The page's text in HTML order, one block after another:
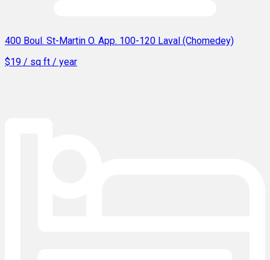
400 Boul. St-Martin O. App. 100-120 Laval (Chomedey)
$19 / sq ft / year